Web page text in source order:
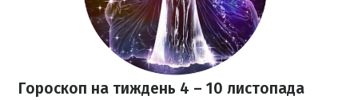
Гороскоп на тиждень 4 – 10 листопада